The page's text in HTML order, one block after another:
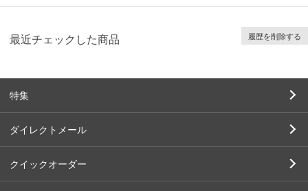
最近チェックした商品 履歴を削除する
特集
ダイレクトメール
クイックオーダー